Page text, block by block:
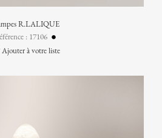
R.LALIQUE
: 17106
Ajouter à votre liste